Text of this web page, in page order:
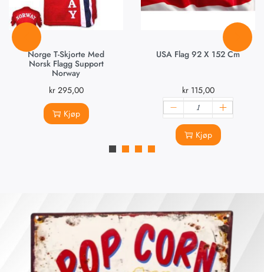
Norge T-Skjorte Med
Norsk Flagg Support
Norway
kr295,00
Kjøp
USA Flag 92 X 152 Cm
kr115,00
Kjøp